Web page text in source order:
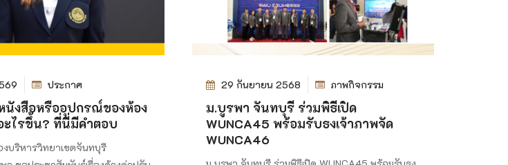
ประกาศ
นังสือหรืออุปกรณ์ของห้อง
ะไรขึ้น? ที่นี่มีคำตอบ
บริหารวิทยาเขตจันทบุรี
29 กันยายน 2568 ภาพกิจกรรม
ม.บูรพา จันทบุรี ร่วมพิธีเปิด
WUNCA45 พร้อมรับธงเจ้าภาพจัด
WUNCA46